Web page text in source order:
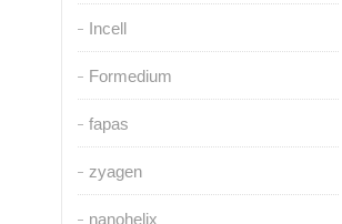
Incell
Formedium
fapas
zyagen
nanohelix